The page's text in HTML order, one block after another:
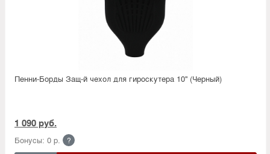
Пенни-Борды Защ-й чехол для гироскутера 10'' (Черный)
1 090 руб.
Бонусы: 0 р. ?